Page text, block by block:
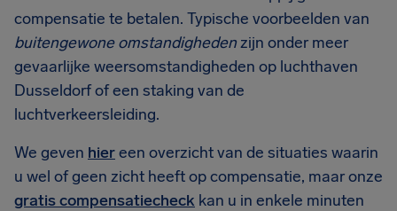
compensatie te betalen. Typische voorbeelden van
buitengewone omstandighedenzijn onder meer
gevaarlijke weersomstandigheden op luchthaven
Dusseldorf of een staking van de
luchtverkeersleiding.
We geven hiereen overzicht van de situaties waarin
u wel of geen zicht heeft op compensatie, maar onze
gratis compensatiecheck kan u in enkele minuten